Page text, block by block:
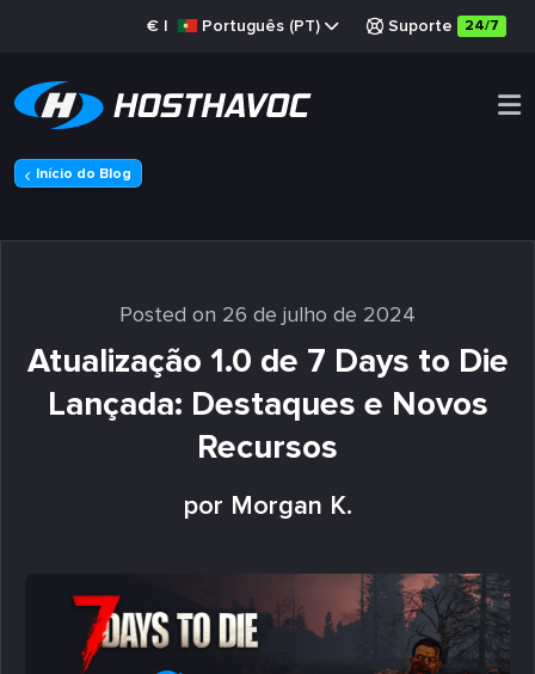
€ | Português (PT) Suporte 24/7
Início do Blog
Posted on 26 de julho de 2024
Atualização 1.0 de 7 Days to Die
Lançada: Destaques e Novos
Recursos
por Morgan K.